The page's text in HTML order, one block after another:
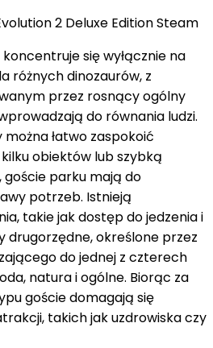
się wyłącznie na
różnych dinozaurów, z
przez rosnący ogólny
do równania ludzi.
łatwo zaspokoić
obiektów lub szybką
goście parku mają do
potrzeb. Istnieją
takie jak dostęp do jedzenia i
drugorzędne, określone przez
do jednej z czterech
natura i ogólne. Biorąc za
goście domagają się
takich jak uzdrowiska czy